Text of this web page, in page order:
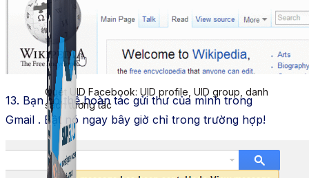
Simple UID
Quét UID Facebook: UID profile, UID group, danh
sách tương tác
13. Bạn có thể hoàn tác gửi thư của mình trong
Gmail . Bật nó ngay bây giờ chỉ trong trường hợp!